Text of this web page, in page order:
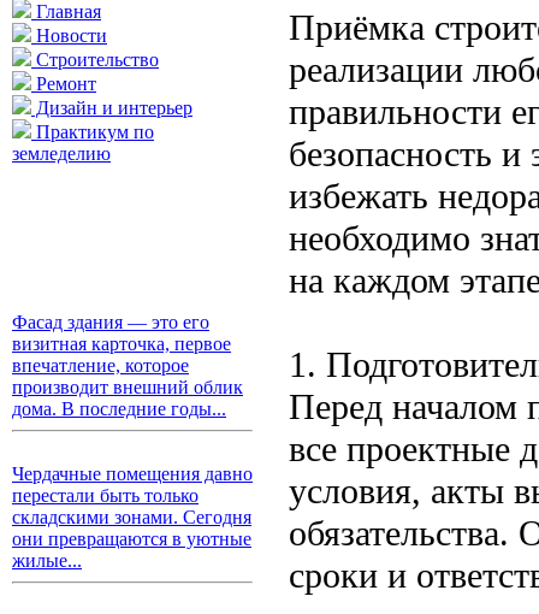
Главная
Новости
Строительство
Ремонт
Дизайн и интерьер
Практикум по
земледелию
Фасад здания — это его
визитная карточка, первое
впечатление, которое
производит внешний облик
дома. В последние годы...
Чердачные помещения давно
перестали быть только
складскими зонами. Сегодня
они превращаются в уютные
жилые...
Приёмка
реализации
правильности
безопасность
избежать
необходимо
на каждом
1.
Перед началом
все проектные
условия, акты
обязательства.
сроки и